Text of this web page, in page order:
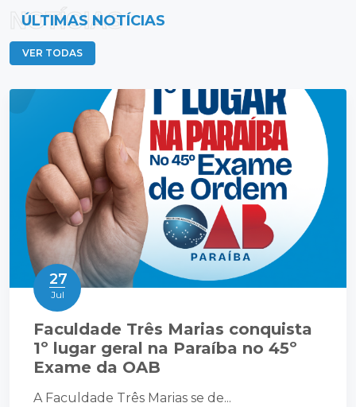
ÚLTIMAS NOTÍCIAS
NOTÍCIAS
VER TODAS
27
Jul
Faculdade Três Marias conquista
1º lugar geral na Paraíba no 45º
Exame da OAB
A Faculdade Três Marias se de...